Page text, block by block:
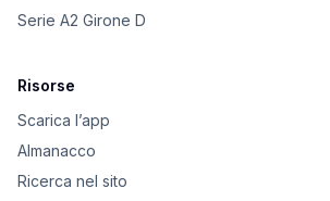
Serie A2 Girone D
Risorse
Scarica l’app
Almanacco
Ricerca nel sito